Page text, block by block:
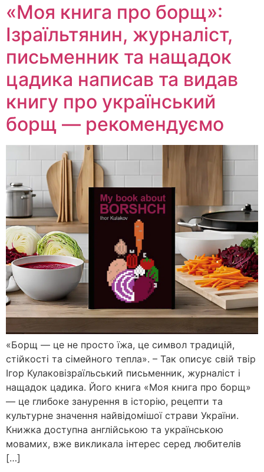
«Моя книга про борщ»:
Ізраїльтянин, журналіст,
письменник та нащадок
цадика написав та видав
книгу про український
борщ — рекомендуємо
«Борщ — це не просто їжа, це символ традицій,
стійкості та сімейного тепла». – Так описує свій твір
Ігор Кулаковізраїльський письменник, журналіст і
нащадок цадика. Його книга «Моя книга про борщ»
— це глибоке занурення в історію, рецепти та
культурне значення найвідомішої страви України.
Книжка доступна англійською та українською
мовамих, вже викликала інтерес серед любителів
[…]